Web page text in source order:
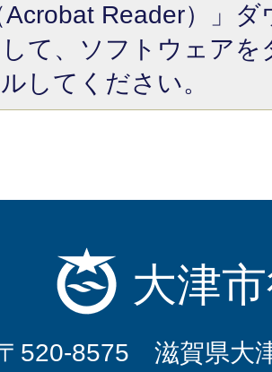
Acrobat Reader）」
て、ソフトウェア
してください。
大津
520-8575 滋賀県大